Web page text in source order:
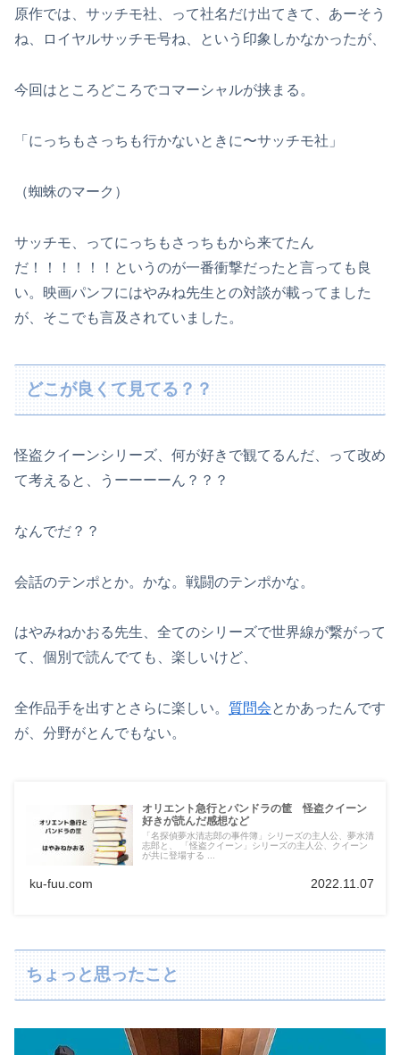
原作では、サッチモ社、って社名だけ出てきて、あーそう
ね、ロイヤルサッチモ号ね、という印象しかなかったが、
今回はところどころでコマーシャルが挟まる。
「にっちもさっちも行かないときに〜サッチモ社」
（蜘蛛のマーク）
サッチモ、ってにっちもさっちもから来てたん
だ！！！！！！というのが一番衝撃だったと言っても良
い。映画パンフにはやみね先生との対談が載ってました
が、そこでも言及されていました。
どこが良くて見てる？？
怪盗クイーンシリーズ、何が好きで観てるんだ、って改め
て考えると、うーーーーん？？？
なんでだ？？
会話のテンポとか。かな。戦闘のテンポかな。
はやみねかおる先生、全てのシリーズで世界線が繋がって
て、個別で読んでても、楽しいけど、
全作品手を出すとさらに楽しい。 質問会とかあったんです
が、分野がとんでもない。
オリエント急行とパンドラの筐 怪盗クイーン
好きが読んだ感想など
「名探偵夢水清志郎の事件簿」シリーズの主人公、夢水清
志郎と、 「怪盗クイーン」シリーズの主人公、クイーン
が共に登場する ...
ku-fuu.com 2022.11.07
ちょっと思ったこと